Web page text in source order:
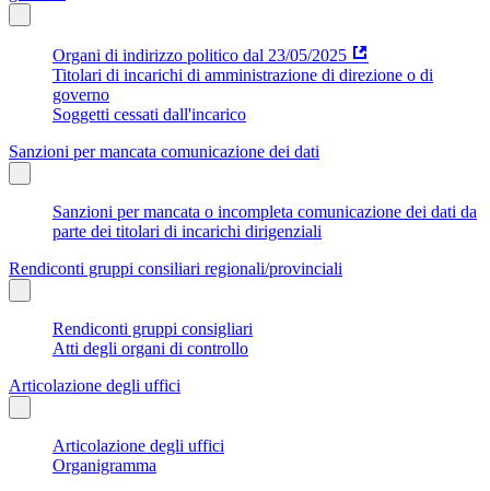
Organi di indirizzo politico dal 23/05/2025
Titolari di incarichi di amministrazione di direzione o di
governo
Soggetti cessati dall'incarico
Sanzioni per mancata comunicazione dei dati
Sanzioni per mancata o incompleta comunicazione dei dati da
parte dei titolari di incarichi dirigenziali
Rendiconti gruppi consiliari regionali/provinciali
Rendiconti gruppi consigliari
Atti degli organi di controllo
Articolazione degli uffici
Articolazione degli uffici
Organigramma